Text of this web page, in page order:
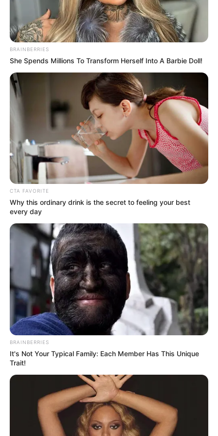
Lage der Insel Norderney:
Die Nordseeinsel Norderney auf der Landkarte von
OpenStreetMap:
Lageplan als
größere Karte zeigen.
Das Wissen, das die Bauern schon seit Jahrtausenden
bei der Tier- und Pflanzenzucht anwenden, hatte
Charles Darwin 1858 der universitären Welt gelehrt. Die
mussten die Abstammungslehre ja endlich auch mal
lernen.
weitere Kalauer
Quermania folgen: Impressum & Kontakt
Smartphone Startseite
BRAINBERRIES
She Spends Millions To Transform Herself Into A Barbie Doll!
CTA FAVORITE
Why this ordinary drink is the secret to feeling your best
every day
BRAINBERRIES
It's Not Your Typical Family: Each Member Has This Unique
Trait!